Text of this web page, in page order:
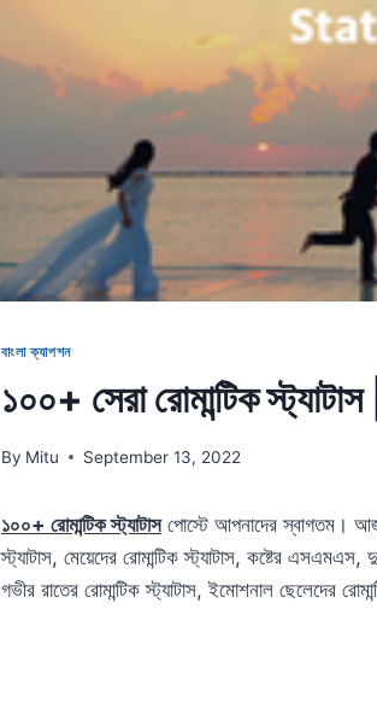
বাংলা ক্যাপশন
১০০+ সেরা রোমান্টিক
By Mitu September 13, 2022
১০০+ রোমান্টিক স্ট্যাটাসপোস্টে আপনাদের স্বাগতম।
স্ট্যাটাস, মেয়েদের রোমান্টিক স্ট্যাটাস, কষ্টের এসএমএস,
গভীর রাতের রোমান্টিক স্ট্যাটাস, ইমোশনাল ছেলেদের